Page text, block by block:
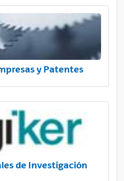
y Patentes
de Investigación